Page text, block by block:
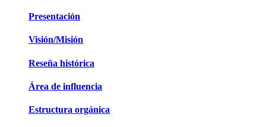
Presentación
Visión/Misión
Reseña histórica
Área de influencia
Estructura orgánica